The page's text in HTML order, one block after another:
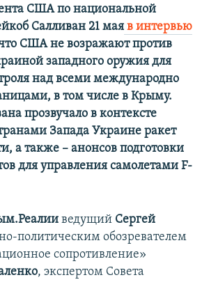
США по национальной
Салливан 21 мая в интервью
США не возражают против
западного оружия для
над всеми международно
в том числе в Крыму.
прозвучало в контексте
Запада Украине ракет
а также – анонсов подготовки
для управления самолетами F-
ведущий Сергей
политическим обозревателем
сопротивление»
, экспертом Совета